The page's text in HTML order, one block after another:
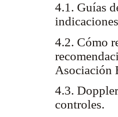
4.1. Guías
4.2. Cómo
Asociación
4.3.
controles.